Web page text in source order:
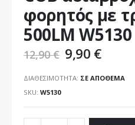
φορητός με
500LM W5130
12,90 € 9,90 €
ΔΙΑΘΕΣΙΜΌΤΗΤΑ: ΣΕ ΑΠΌΘΕΜΑ
SKU W5130